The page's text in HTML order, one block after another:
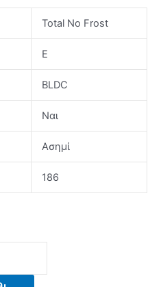
Total No Frost
E
BLDC
Ναι
Ασημί
186